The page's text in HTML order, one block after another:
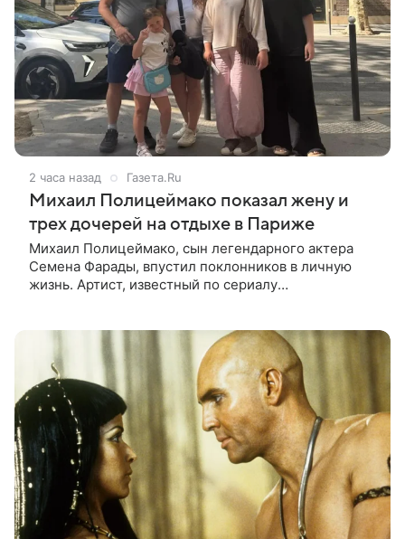
2 часа назад Газета.Ru
Михаил Полицеймако показал жену и
трех дочерей на отдыхе в Париже
Михаил Полицеймако, сын легендарного актера
Семена Фарады, впустил поклонников в личную
жизнь. Артист, известный по сериалу